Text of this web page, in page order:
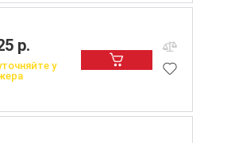
р.
у